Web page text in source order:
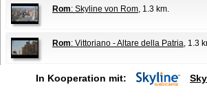
Rom: Skyline von Rom , 1.3 km.
Rom: Vittoriano - Altare della Patria , 1.3
In Kooperation mit: